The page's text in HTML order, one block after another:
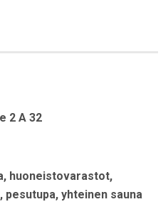
2 A 32
, huoneistovarastot,
, pesutupa, yhteinen sauna